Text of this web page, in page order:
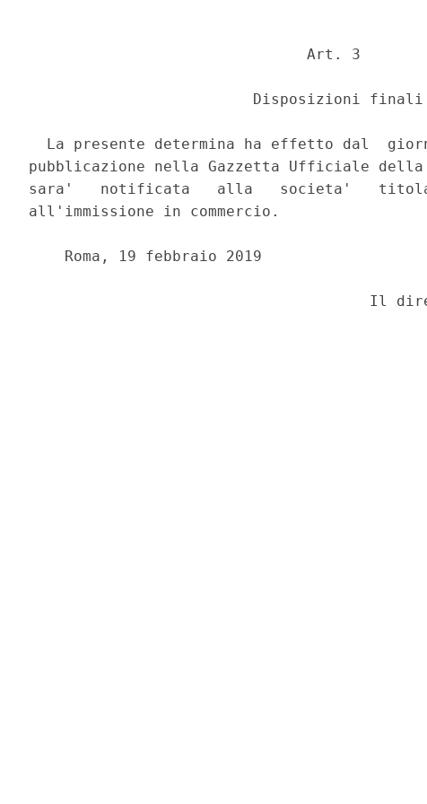
                               Art. 3
                         Disposizioni finali
La presente determina ha effetto dal
pubblicazione nella Gazzetta Ufficiale
sara'   notificata   alla   societa'
all'immissione in commercio.
    Roma, 19 febbraio 2019